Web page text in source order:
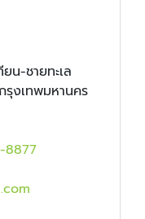
น-ชายทะเล
รุงเทพมหานคร
8877